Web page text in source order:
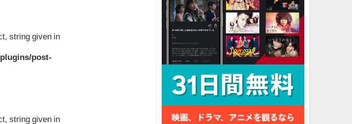
string given in
post-
string given in